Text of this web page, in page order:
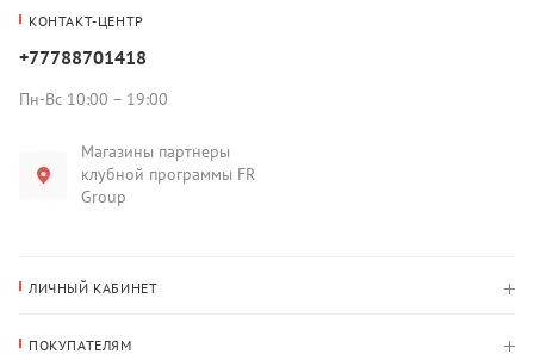
КОНТАКТ-ЦЕНТР
+77788701418
Пн-Вс 10:00 – 19:00
Магазины партнеры
клубной программы FR
Group
ЛИЧНЫЙ КАБИНЕТ
ПОКУПАТЕЛЯМ